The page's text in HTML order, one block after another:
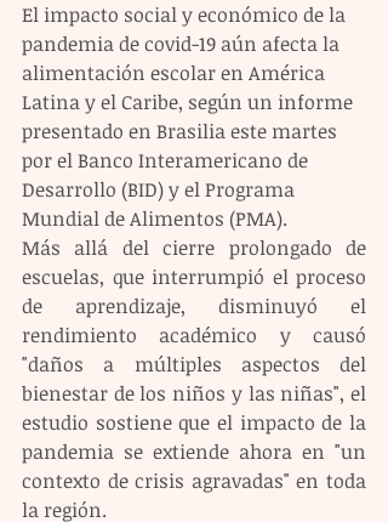
El impacto social y económico de la
pandemia de covid-19 aún afecta la
alimentación escolar en América
Latina y el Caribe, según un informe
presentado en Brasilia este martes
por el Banco Interamericano de
Desarrollo (BID) y el Programa
Mundial de Alimentos (PMA).
Más allá del cierre prolongado de
escuelas, que interrumpió el proceso
de aprendizaje, disminuyó el
rendimiento académico y causó
"daños a múltiples aspectos del
bienestar de los niños y las niñas", el
estudio sostiene que el impacto de la
pandemia se extiende ahora en "un
contexto de crisis agravadas" en toda
la región.